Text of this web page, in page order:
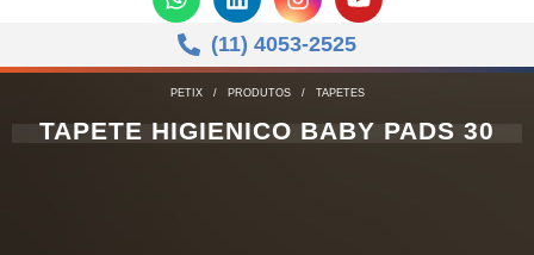
(11) 4053-2525
PETIX/ PRODUTOS/ TAPETES
TAPETE HIGIENICO BABY PADS 30